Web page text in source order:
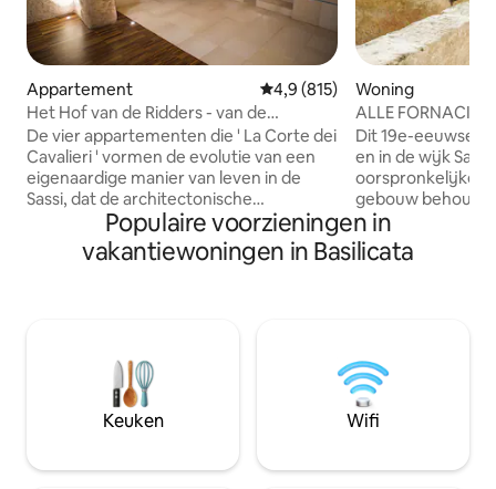
Appartement Gemiddelde beoordeling van
4,9 (815)
Het Hof van de Ridders - van de
Trompetter, Matera
De vier appartementen die ' La Corte dei
Cavalieri ' vormen de evolutie van een
eigenaardige manier van leven in de
Sassi, dat de architectonische
restauratiewerkzaamheden die tot nu
toe zijn uitgevoerd volledig herkenbaar
zijn gebleven. Een recente en
Het Knights ’Court is vernoemd naar de
historische en pittoreske' Ridders van
Maria Santissima della Bruna ', patroness
van Matera;
Woning
ALLE FORNACI
Dit 19e-eeuwse
en in de wijk
oorspronkelijke
gebouw
met alle
airconditioning.
een fantastisch
parkeerplaatsen
paar minuten
tot € 25 voor de
Populaire voorzieningen in
vakantiewoningen in Basilicata
Keuken Wifi